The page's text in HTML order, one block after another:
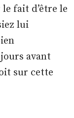
fait d’être le
lui
avant
sur cette